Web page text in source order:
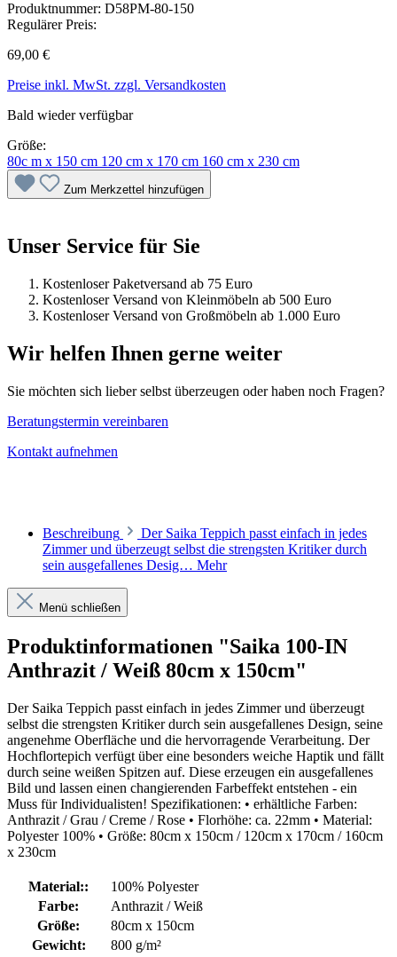
Produktnummer: D58PM-80-150
Regulärer Preis:
69,00 €
Preise inkl. MwSt. zzgl. Versandkosten
Bald wieder verfügbar
Größe:
80c m x 150 cm 120 cm x 170 cm 160 cm x 230 cm
Zum Merkzettel hinzufügen
Unser Service für Sie
Kostenloser Paketversand ab 75 Euro
Kostenloser Versand von Kleinmöbeln ab 500 Euro
Kostenloser Versand von Großmöbeln ab 1.000 Euro
Wir helfen Ihnen gerne weiter
Sie möchten sich lieber selbst überzeugen oder haben noch Fragen?
Beratungstermin vereinbaren
Kontakt aufnehmen
Beschreibung
Der Saika Teppich passt einfach in jedes
Zimmer und überzeugt selbst die strengsten Kritiker durch
sein ausgefallenes Desig… Mehr
Menü schließen
Produktinformationen "Saika 100-IN
Anthrazit / Weiß 80cm x 150cm"
Der Saika Teppich passt einfach in jedes Zimmer und überzeugt
selbst die strengsten Kritiker durch sein ausgefallenes Design, seine
angenehme Oberfläche und die hervorragende Verarbeitung. Der
Hochflortepich verfügt über eine besonders weiche Haptik und fällt
durch seine weißen Spitzen auf. Diese erzeugen ein ausgefallenes
Bild und lassen einen changierenden Farbeffekt entstehen - ein
Muss für Individualisten! Spezifikationen: • erhältliche Farben:
Anthrazit / Grau / Creme / Rose • Florhöhe: ca. 22mm • Material:
Polyester 100% • Größe: 80cm x 150cm / 120cm x 170cm / 160cm
x 230cm
Material::
100% Polyester
Farbe:
Anthrazit / Weiß
Größe:
80cm x 150cm
Gewicht:
800 g/m²